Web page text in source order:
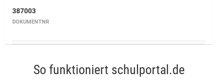
387003
DOKUMENTNR
So funktioniert schulportal.de